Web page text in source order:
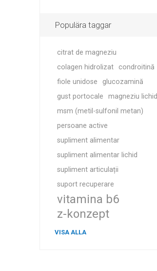
Populära taggar
citrat de magneziu
colagen hidrolizat
condroitină
fiole unidose
glucozamină
gust portocale
magneziu lichid
msm (metil-sulfonil metan)
persoane active
supliment alimentar
supliment alimentar lichid
supliment articulații
suport recuperare
vitamina b6
z-konzept
VISA ALLA